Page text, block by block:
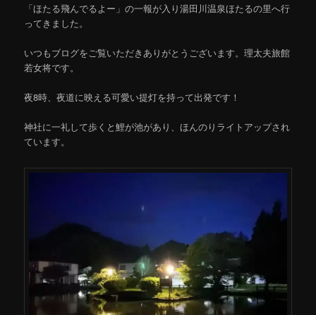
「ほたる飛んでるよー」の一報が入り湯田川温泉ほたるの里へ行
ってきました。
いつもブログをご覧いただきありがとうございます。理太夫旅館
若女将です。
夜8時、夜道に映える可愛い提灯を持って出発です！
神社に一礼して歩くと鯉が池があり、ほんのりライトアップされ
ています。